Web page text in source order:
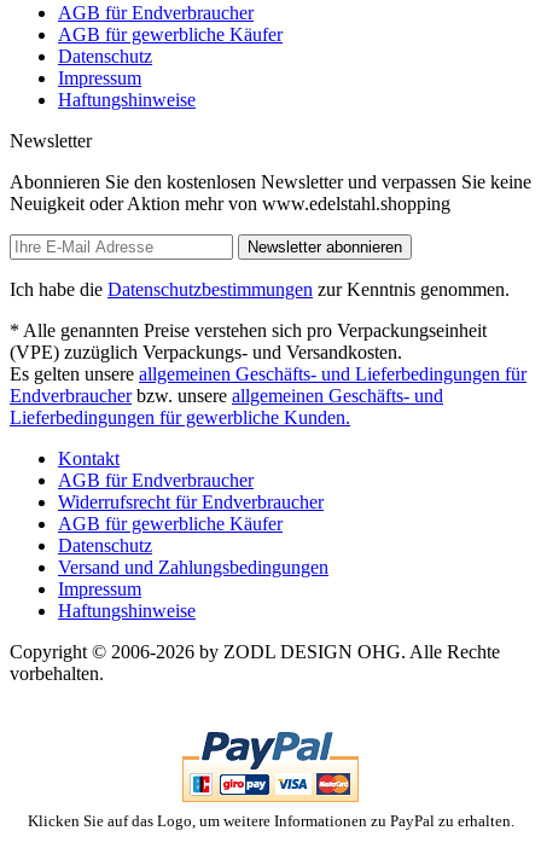
AGB für Endverbraucher
AGB für gewerbliche Käufer
Datenschutz
Impressum
Haftungshinweise
Newsletter
Abonnieren Sie den kostenlosen Newsletter und verpassen Sie keine
Neuigkeit oder Aktion mehr von www.edelstahl.shopping
Newsletter abonnieren
Ich habe die Datenschutzbestimmungen zur Kenntnis genommen.
* Alle genannten Preise verstehen sich pro Verpackungseinheit
(VPE) zuzüglich Verpackungs- und Versandkosten.
Es gelten unsere allgemeinen Geschäfts- und Lieferbedingungen für
Endverbraucherbzw. unsere allgemeinen Geschäfts- und
Lieferbedingungen für gewerbliche Kunden.
Kontakt
AGB für Endverbraucher
Widerrufsrecht für Endverbraucher
AGB für gewerbliche Käufer
Datenschutz
Versand und Zahlungsbedingungen
Impressum
Haftungshinweise
Copyright © 2006-2026 by ZODL DESIGN OHG. Alle Rechte
vorbehalten.
Klicken Sie auf das Logo, um weitere Informationen zu PayPal zu erhalten.